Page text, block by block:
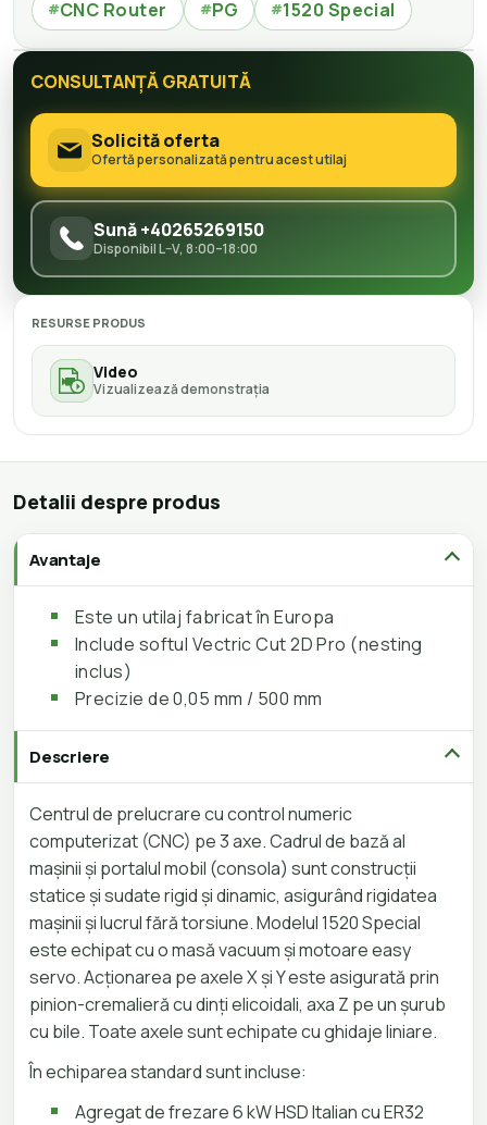
#CNC Router #PG #1520 Special
CONSULTANȚĂ GRATUITĂ
Solicită oferta
Ofertă personalizată pentru acest utilaj
Sună +40265269150
Disponibil L–V, 8:00–18:00
RESURSE PRODUS
Video
Vizualizează demonstrația
Detalii despre produs
Avantaje
Este un utilaj fabricat în Europa
Include softul Vectric Cut 2D Pro (nesting
inclus)
Precizie de 0,05 mm / 500 mm
Descriere
Centrul de prelucrare cu control numeric
computerizat (CNC) pe 3 axe. Cadrul de bază al
mașinii și portalul mobil (consola) sunt construcții
statice și sudate rigid și dinamic, asigurând rigidatea
mașinii și lucrul fără torsiune. Modelul 1520 Special
este echipat cu o masă vacuum și motoare easy
servo. Acționarea pe axele X și Y este asigurată prin
pinion-cremalieră cu dinți elicoidali, axa Z pe un șurub
cu bile. Toate axele sunt echipate cu ghidaje liniare.
În echiparea standard sunt incluse:
Agregat de frezare 6 kW HSD Italian cu ER32